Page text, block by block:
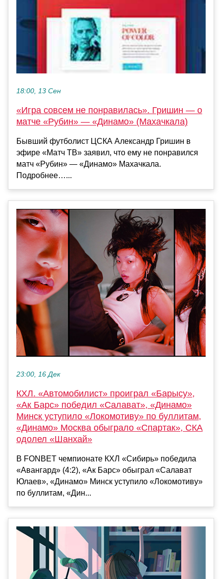
18:00, 13 Сен
«Игра совсем не понравилась». Гришин — о
матче «Рубин» — «Динамо» (Махачкала)
Бывший футболист ЦСКА Александр Гришин в
эфире «Матч ТВ» заявил, что ему не понравился
матч «Рубин» — «Динамо» Махачкала.
Подробнее…...
23:00, 16 Дек
КХЛ. «Автомобилист» проиграл «Барысу»,
«Ак Барс» победил «Салават», «Динамо»
Минск уступило «Локомотиву» по буллитам,
«Динамо» Москва обыграло «Спартак», СКА
одолел «Шанхай»
В FONBET чемпионате КХЛ «Сибирь» победила
«Авангард» (4:2), «Ак Барс» обыграл «Салават
Юлаев», «Динамо» Минск уступило «Локомотиву»
по буллитам, «Дин...